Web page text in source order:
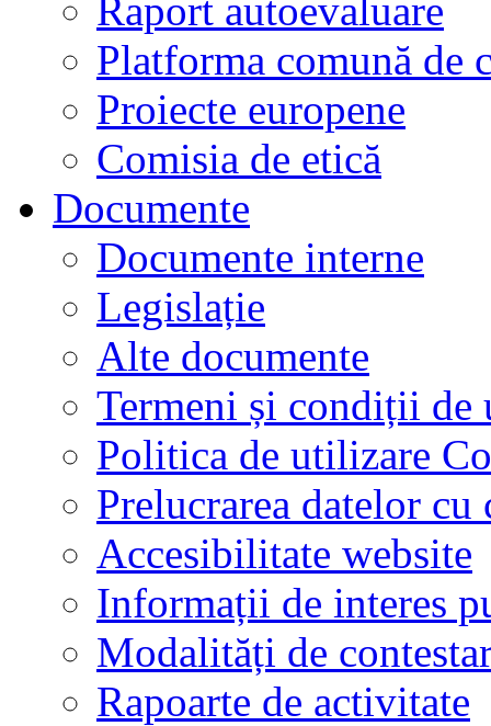
Raport autoevaluare
Platforma comună de
Proiecte europene
Comisia de etică
Documente
Documente interne
Legislație
Alte documente
Termeni și condiții de
Politica de utilizare
Prelucrarea datelor cu
Accesibilitate website
Informații de interes
Modalități de
Rapoarte de activitate